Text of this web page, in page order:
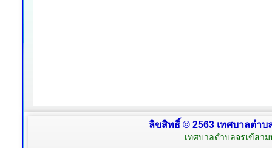
ลิขสิทธิ์ © 2563 เทศบาลตำ
เทศบาลตำบลจรเข้สา